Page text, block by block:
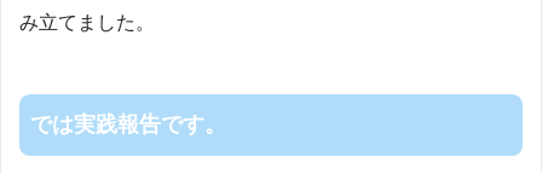
み立てました。
では実践報告です。